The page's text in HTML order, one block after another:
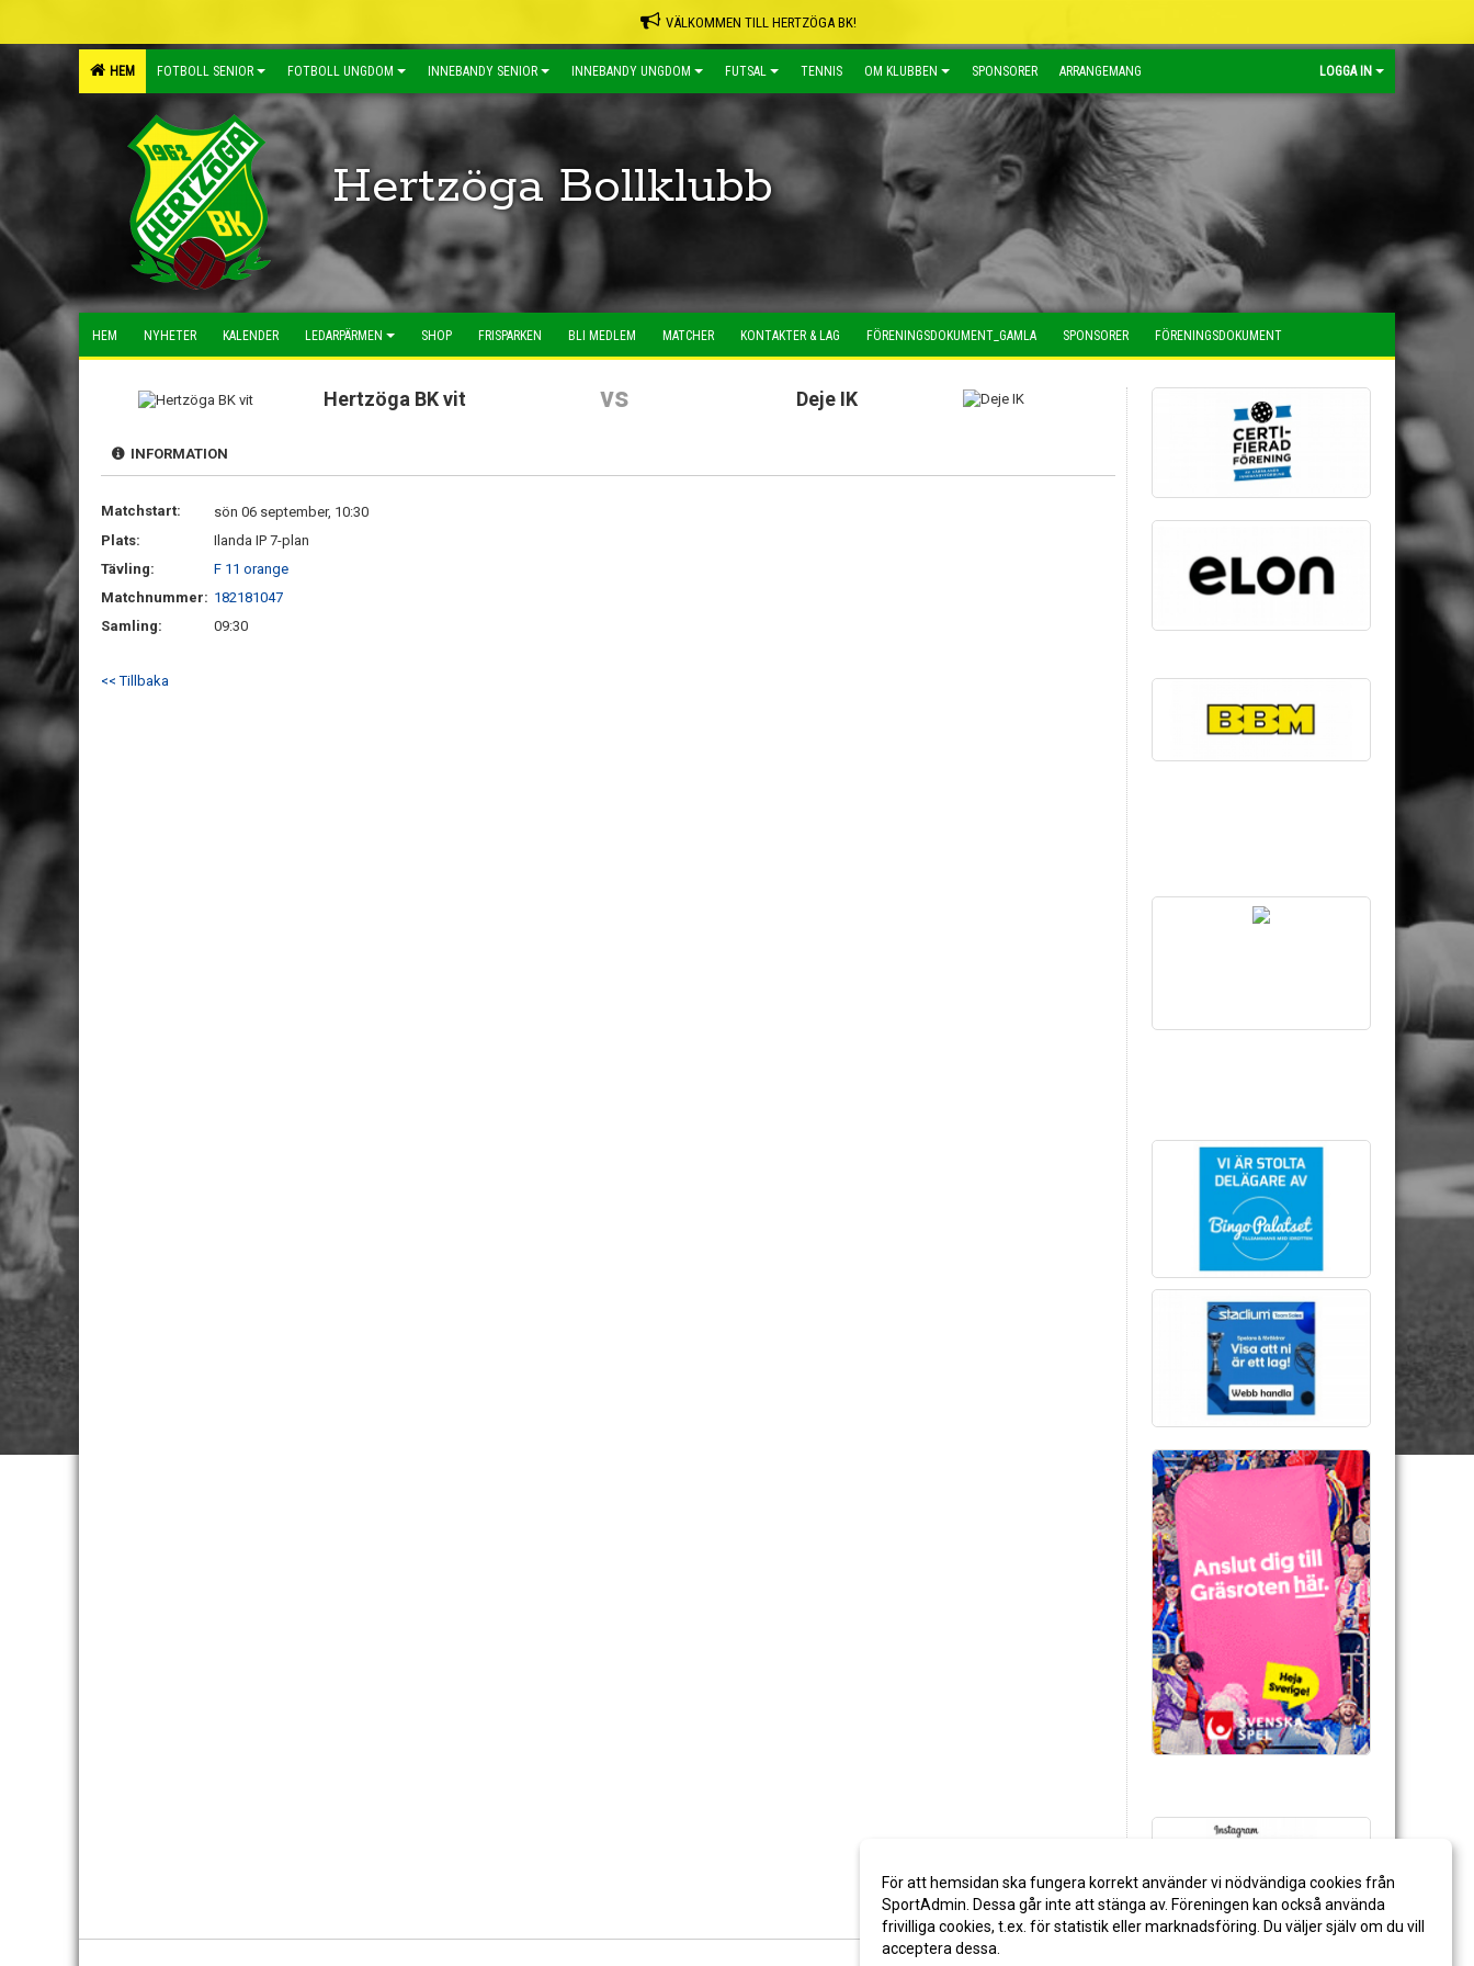
VÄLKOMMEN TILL HERTZÖGA BK!
HEM FOTBOLL SENIOR FOTBOLL UNGDOM INNEBANDY SENIOR INNEBANDY UNGDOM FUTSAL TENNIS OM KLUBBEN SPONSORER ARRANGEMANG LOGGA IN
Hertzöga Bollklubb
HEM NYHETER KALENDER LEDARPÄRMEN SHOP FRISPARKEN BLI MEDLEM MATCHER KONTAKTER & LAG FÖRENINGSDOKUMENT_GAMLA SPONSORER FÖRENINGSDOKUMENT
Hertzöga BK vit vs Deje IK
INFORMATION
Matchstart:
sön 06 september, 10:30
Plats:
Ilanda IP 7-plan
Tävling:
F 11 orange
Matchnummer: 182181047
Samling:
09:30
<< Tillbaka
För att hemsidan ska fungera korrekt använder vi nödvändiga cookies från
SportAdmin. Dessa går inte att stänga av. Föreningen kan också använda
frivilliga cookies, t.ex. för statistik eller marknadsföring. Du väljer själv om du vill
acceptera dessa.